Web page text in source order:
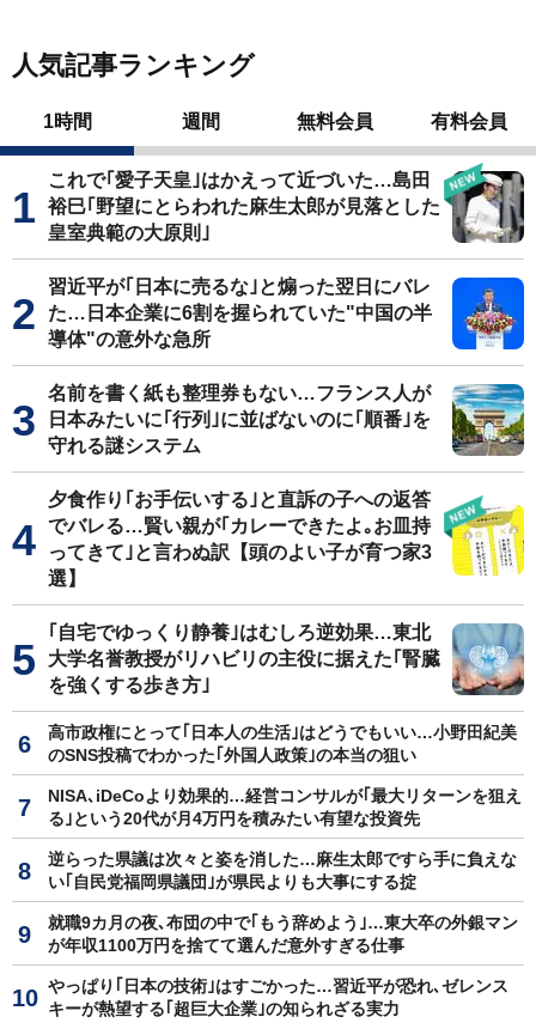
人気記事ランキング
1時間 週間 無料会員 有料会員
これで｢愛子天皇｣はかえって近づいた…島田
裕巳｢野望にとらわれた麻生太郎が見落とした
皇室典範の大原則｣
習近平が｢日本に売るな｣と煽った翌日にバレ
た…日本企業に6割を握られていた"中国の半
導体"の意外な急所
名前を書く紙も整理券もない…フランス人が
日本みたいに｢行列｣に並ばないのに｢順番｣を
守れる謎システム
夕食作り｢お手伝いする｣と直訴の子への返答
でバレる…賢い親が｢カレーできたよ｡お皿持
ってきて｣と言わぬ訳【頭のよい子が育つ家3
選】
｢自宅でゆっくり静養｣はむしろ逆効果…東北
大学名誉教授がリハビリの主役に据えた｢腎臓
を強くする歩き方｣
高市政権にとって｢日本人の生活｣はどうでもいい…小野田紀美
のSNS投稿でわかった｢外国人政策｣の本当の狙い
NISA､iDeCoより効果的…経営コンサルが｢最大リターンを狙え
る｣という20代が月4万円を積みたい有望な投資先
逆らった県議は次々と姿を消した…麻生太郎ですら手に負えな
い｢自民党福岡県議団｣が県民よりも大事にする掟
就職9カ月の夜､布団の中で｢もう辞めよう｣…東大卒の外銀マン
が年収1100万円を捨てて選んだ意外すぎる仕事
やっぱり｢日本の技術｣はすごかった…習近平が恐れ､ゼレンス
キーが熱望する｢超巨大企業｣の知られざる実力